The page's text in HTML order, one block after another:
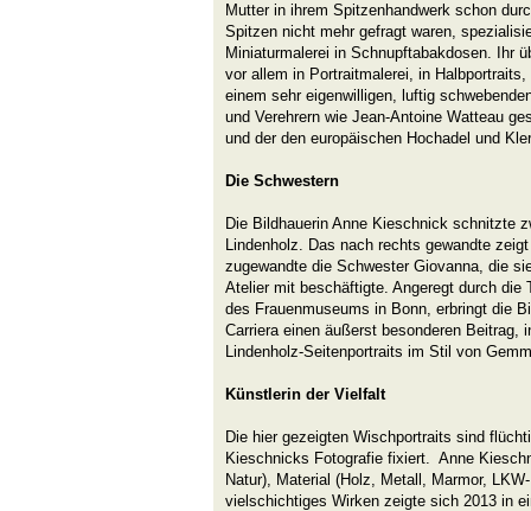
Mutter in ihrem Spitzenhandwerk schon
Spitzen nicht mehr gefragt waren,
Miniaturmalerei in Schnupftabakdosen. Ihr
vor allem in Portraitmalerei, in
einem sehr eigenwilligen, luftig
und Verehrern wie Jean-Antoine Watteau
und der den europäischen Hochadel und
Die Schwestern
Die Bildhauerin Anne Kieschnick schnitzte
Lindenholz. Das nach rechts gewandte
zugewandte die Schwester Giovanna, die
Atelier mit beschäftigte. Angeregt durch die
des Frauenmuseums in Bonn, erbringt die
Carriera einen äußerst besonderen Beitrag,
Lindenholz-Seitenportraits im Stil von
Künstlerin der Vielfalt
Die hier gezeigten Wischportraits sind
Kieschnicks Fotografie fixiert. Anne
Natur), Material (Holz, Metall, Marmor,
vielschichtiges Wirken zeigte sich 2013 in